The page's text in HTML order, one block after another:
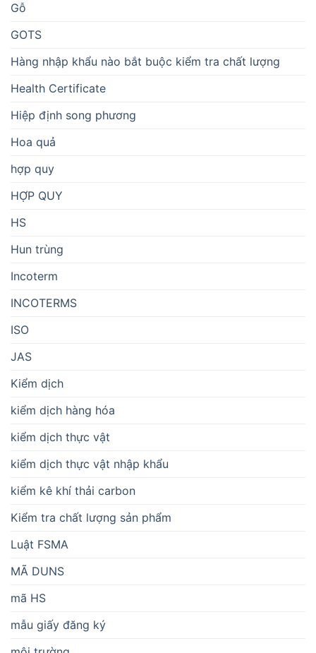
Gỗ
GOTS
Hàng nhập khẩu nào bắt buộc kiểm tra chất lượng
Health Certificate
Hiệp định song phương
Hoa quả
hợp quy
HỢP QUY
HS
Hun trùng
Incoterm
INCOTERMS
ISO
JAS
Kiểm dịch
kiểm dịch hàng hóa
kiểm dịch thực vật
kiểm dịch thực vật nhập khẩu
kiểm kê khí thải carbon
Kiểm tra chất lượng sản phẩm
Luật FSMA
MÃ DUNS
mã HS
mẫu giấy đăng ký